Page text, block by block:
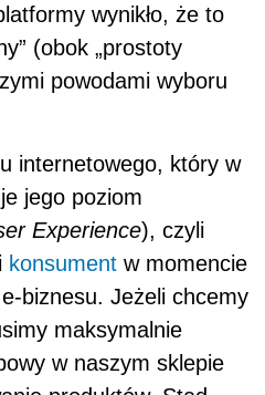
wynikło, że to
(obok „prostoty
powodami wyboru
internetowego, który w
jego poziom
Experience), czyli
konsument w momencie
biznesu. Jeżeli chcemy
maksymalnie
w naszym sklepie